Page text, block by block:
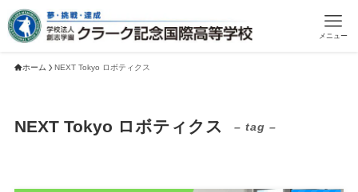
メニュー
ホーム NEXT Tokyo ロボティクス
NEXT Tokyo ロボティクス – tag –